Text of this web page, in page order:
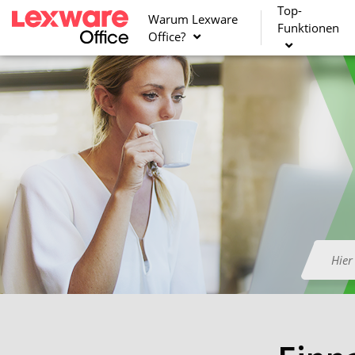
Warum Lexware
Office?
Top-
Funktionen